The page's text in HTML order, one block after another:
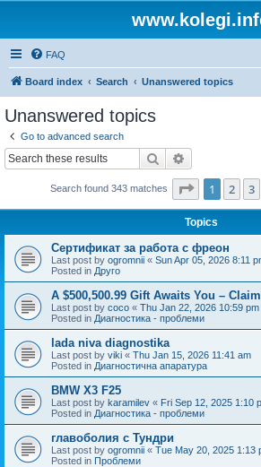
FAQ
Board index Search Unanswered topics
Unanswered topics
Go to advanced search
Search
Search found 343 matches Page 1of 7
1 2 3
Topics
Сертификат за работа с фреон
Last post by ogromnii « Sun Apr 05, 2026 8:11
Posted in Друго
A $500,500.99 Gift Awaits You –
Last post by coco « Thu Jan 22, 2026 10:59 pm
Posted in Диагностика - проблеми
lada niva diagnostika
Last post by viki « Thu Jan 15, 2026 11:41 am
Posted in Диагностична апаратура
BMW X3 F25
Last post by karamilev « Fri Sep 12, 2025 1:10
Posted in Диагностика - проблеми
главоболия с Тундри
Last post by ogromnii « Tue May 20, 2025 1:13
Posted in Проблеми